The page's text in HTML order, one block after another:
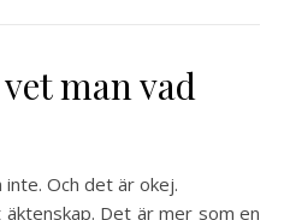
man vad
inte. Och det är okej.
Det är mer som en